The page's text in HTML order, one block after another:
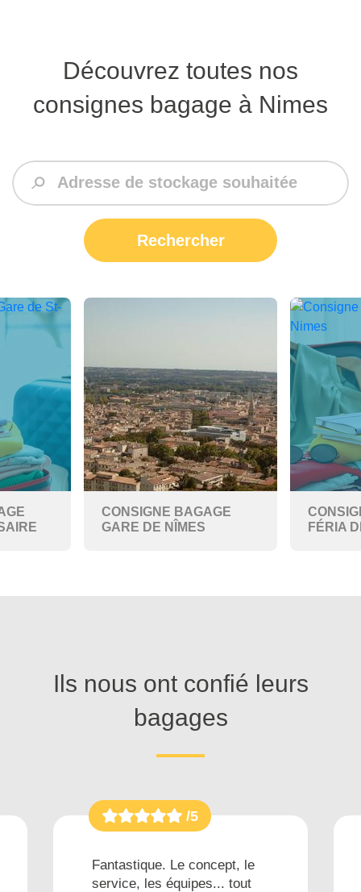
Découvrez toutes nos
consignes bagage à Nimes
Rechercher
CONSIGNE BAGAGE
GARE DE NÎMES
FÉRIA
Ils nous ont confié leurs
bagages
/5
Fantastique. Le concept, le
service, les équipes... tout